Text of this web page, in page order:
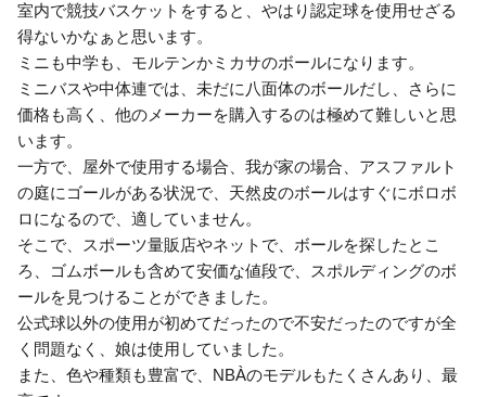
室内で競技バスケットをすると、やはり認定球を使用せざる
得ないかなぁと思います。
ミニも中学も、モルテンかミカサのボールになります。
ミニバスや中体連では、未だに八面体のボールだし、さらに
価格も高く、他のメーカーを購入するのは極めて難しいと思
います。
一方で、屋外で使用する場合、我が家の場合、アスファルト
の庭にゴールがある状況で、天然皮のボールはすぐにボロボ
ロになるので、適していません。
そこで、スポーツ量販店やネットで、ボールを探したとこ
ろ、ゴムボールも含めて安価な値段で、スポルディングのボ
ールを見つけることができました。
公式球以外の使用が初めてだったので不安だったのですが全
く問題なく、娘は使用していました。
また、色や種類も豊富で、NBÀのモデルもたくさんあり、最